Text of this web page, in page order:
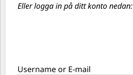
Eller logga in på ditt konto nedan:
Username or E-mail